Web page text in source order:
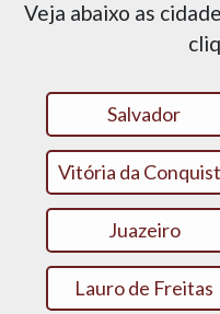
Veja abaixo as
Salvador
Vitória da
Juazeiro
Lauro de Freitas